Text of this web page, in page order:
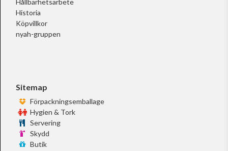
Hållbarhetsarbete
Historia
Köpvillkor
nyah-gruppen
Sitemap
Förpackningsemballage
Hygien & Tork
Servering
Skydd
Butik